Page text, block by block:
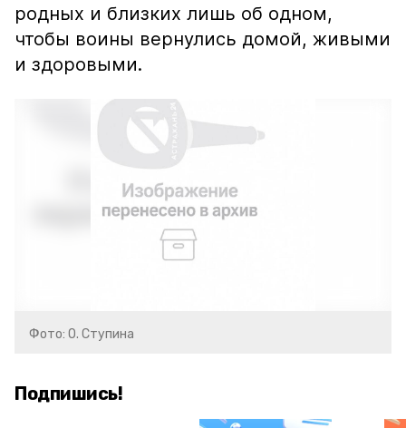
родных и близких лишь об одном,
чтобы воины вернулись домой, живыми
и здоровыми.
Фото: О. Ступина
Подпишись!